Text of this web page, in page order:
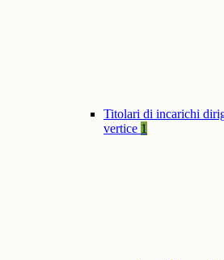
Titolari di incarichi
vertice 1